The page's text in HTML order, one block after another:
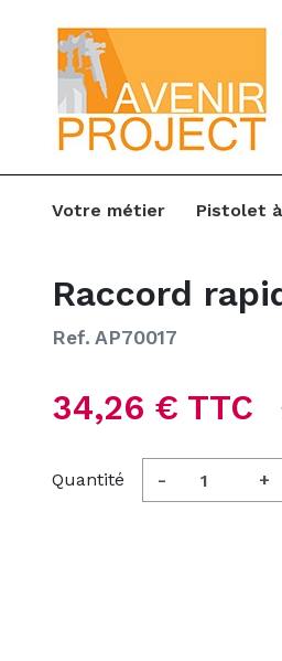
Votre métier Pistolet
Raccord
Ref. AP70017
34,26 € TTC
Quantité - +